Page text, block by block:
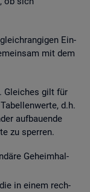
Ein­
mit dem
Glei­ches gilt für
d.h.
auf­bau­en­de
zu sper­ren.
Ge­heim­hal­
in einem rech­